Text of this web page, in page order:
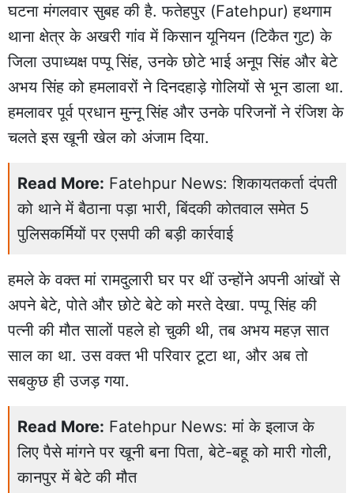
घटना मंगलवार सुबह की है.फतेहपुर (Fatehpur)हथगाम
थाना क्षेत्र के अखरी गांव में किसान यूनियन (टिकैत गुट) के
जिला उपाध्यक्ष पप्पू सिंह, उनके छोटे भाई अनूप सिंह और बेटे
अभय सिंह को हमलावरों ने दिनदहाड़े गोलियों से भून डाला था.
हमलावर पूर्व प्रधान मुन्नू सिंह और उनके परिजनों ने रंजिश के
चलते इस खूनी खेल को अंजाम दिया.
Read More: Fatehpur News: शिकायतकर्ता दंपती
को थाने में बैठाना पड़ा भारी, बिंदकी कोतवाल समेत 5
पुलिसकर्मियों पर एसपी की बड़ी कार्रवाई
हमले के वक्त मां रामदुलारी घर पर थीं उन्होंने अपनी आंखों से
अपने बेटे, पोते और छोटे बेटे को मरते देखा. पप्पू सिंह की
पत्नी की मौत सालों पहले हो चुकी थी, तब अभय महज़ सात
साल का था. उस वक्त भी परिवार टूटा था, और अब तो
सबकुछ ही उजड़ गया.
Read More: Fatehpur News: मां के इलाज के
लिए पैसे मांगने पर खूनी बना पिता, बेटे-बहू को मारी गोली,
कानपुर में बेटे की मौत